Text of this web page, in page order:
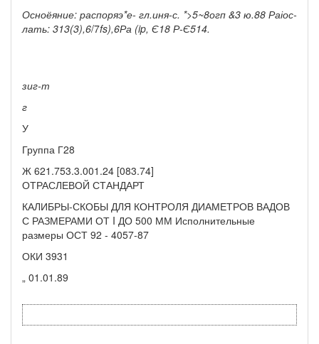
Осноёяние: распоряэ*е- гл.иня-с. *>5~8огп &3 ю.88 Раіос-
лать: 313(3),6/7fs),6Ра (ip, Є18 Р-Є514.
зиг-т
г
У
Группа Г28
Ж 621.753.3.001.24 [083.74]
ОТРАСЛЕВОЙ СТАНДАРТ
КАЛИБРЫ-СКОБЫ ДЛЯ КОНТРОЛЯ ДИАМЕТРОВ ВАДОВ
С РАЗМЕРАМИ ОТ I ДО 500 ММ Исполнительные
размеры ОСТ 92 - 4057-87
ОКИ 3931
„ 01.01.89